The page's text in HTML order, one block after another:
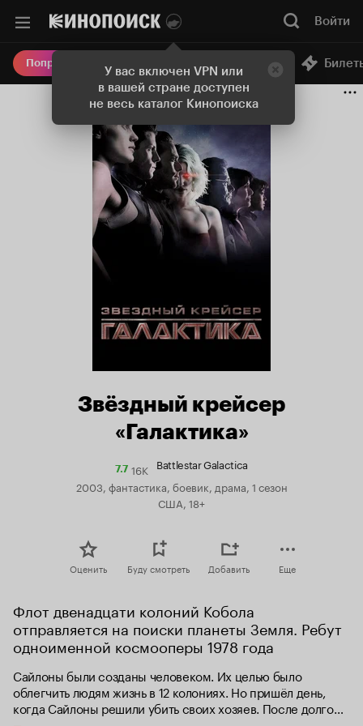
У вас включен VPN или
в вашей стране доступен
не весь каталог Кинопоиска
Войти
Попробовать Плюс Онлайн-кинотеатр
Звёздный крейсер
«Галактика»
7.7Рейтинг
Кинопоиска
16K Battlestar Galactica
2003, фантастика, боевик, драма, 1 сезон
США, 18+
Оценить Буду смотреть Добавить Еще
Флот двенадцати колоний Кобола
отправляется на поиски планеты Земля. Ребут
одноименной космооперы 1978 года
Сайлоны были созданы человеком. Их целью было
облегчить людям жизнь в 12 колониях. Но пришёл день,
когда Сайлоны решили убить своих хозяев. После долгой